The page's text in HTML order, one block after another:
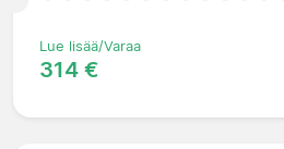
Lue lisää/Varaa
314 €